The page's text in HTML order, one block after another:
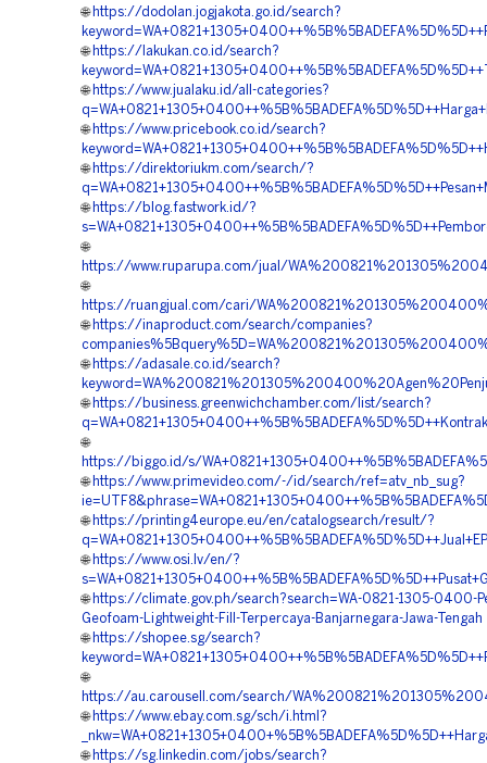
🌐 https://dodolan.jogjakota.go.id/search?
🌐 https://lakukan.co.id/search?
🌐 https://www.jualaku.id/all-categories?
🌐 https://www.pricebook.co.id/search?
🌐 https://direktoriukm.com/search/?
🌐 https://blog.fastwork.id/?
🌐
https://www.ruparupa.com/jual/
🌐
https://ruangjual.com/cari/
🌐 https://inaproduct.com/search/companies?
🌐 https://adasale.co.id/search?
🌐 https://business.greenwichchamber.com/list/search?
🌐
https://biggo.id/s/
🌐 https://www.primevideo.com/-/id/search/ref=atv_nb_sug?
🌐 https://printing4europe.eu/en/catalogsearch/result/?
🌐 https://www.osi.lv/en/?
🌐 https://climate.gov.ph/search?search=WA-0821-1305-0400-
Geofoam-Lightweight-Fill-Terpercaya-Banjarnegara-Jawa-Tengah
🌐 https://shopee.sg/search?
🌐
https://au.carousell.com/search/
🌐 https://www.ebay.com.sg/sch/i.html?
🌐 https://sg.linkedin.com/jobs/search?